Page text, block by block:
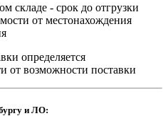
складе - срок до отгрузки
от местонахождения
определяется
от возможности поставки
и ЛО: